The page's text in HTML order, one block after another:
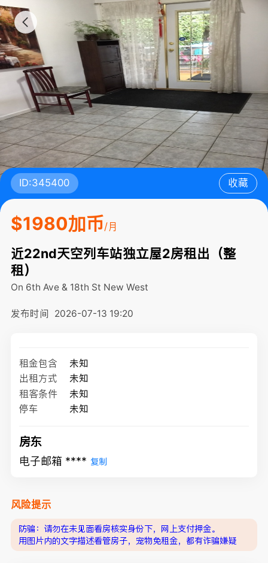
ID:345400 收藏
$1980加币/月
近22nd天空列车站独立屋2房租出（整
租）
On 6th Ave & 18th St New West
发布时间 2026-07-13 19:20
租金包含
未知
出租方式
未知
租客条件
未知
停车
未知
房东
电子邮箱 **** 复制
风险提示
防骗：请勿在未见面看房核实身份下，网上支付押金。
用图片内的文字描述看管房子，宠物免租金，都有诈骗嫌疑